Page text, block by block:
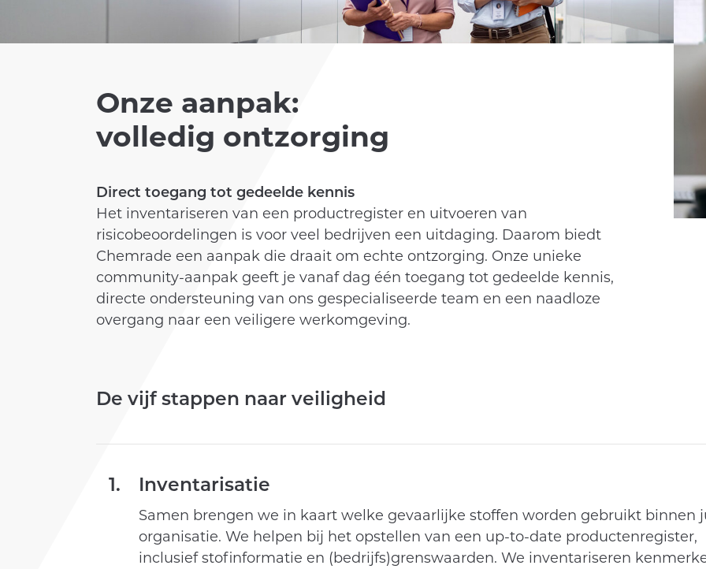
Onze aanpak:
volledig ontzorging
Direct toegang tot gedeelde kennis
Het inventariseren van een productregister en uitvoeren van
risicobeoordelingen is voor veel bedrijven een uitdaging. Daarom biedt
Chemrade een aanpak die draait om echte ontzorging. Onze unieke
community-aanpak geeft je vanaf dag één toegang tot gedeelde kennis,
directe ondersteuning van ons gespecialiseerde team en een naadloze
overgang naar een veiligere werkomgeving.
De vijf stappen naar veiligheid
1. Inventarisatie
Samen brengen we in kaart welke gevaarlijke stoffen worden gebruikt binnen
organisatie. We helpen bij het opstellen van een up-to-date productenregister,
inclusief stofinformatie en (bedrijfs)grenswaarden. We inventariseren
KLANTEN
ACADEMY